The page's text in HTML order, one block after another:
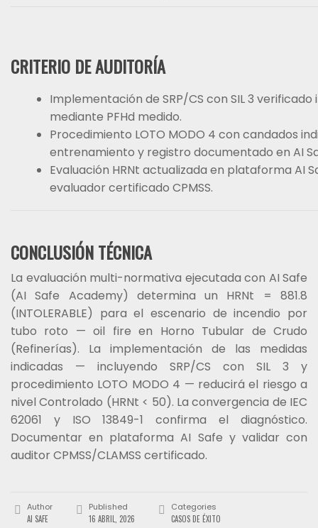
CRITERIO DE AUDITORÍA
Implementación de SRP/CS con SIL 3
mediante PFHd medido.
Procedimiento LOTO MODO 4 con candados
entrenamiento y registro documentado en AI
Evaluación HRNt actualizada en plataforma AI
evaluador certificado CPMSS.
CONCLUSIÓN TÉCNICA
La evaluación multi-normativa ejecutada con AI Safe
(AI Safe Academy) determina un HRNt = 881.8
(INTOLERABLE) para el escenario de incendio por
tubo roto — oil fire en Horno Tubular de Crudo
(Refinerías). La implementación de las medidas
indicadas — incluyendo SRP/CS con SIL 3 y
procedimiento LOTO MODO 4 — reducirá el riesgo a
nivel Controlado (HRNt < 50). La convergencia de IEC
62061 y ISO 13849-1 confirma el diagnóstico.
Documentar en plataforma AI Safe y validar con
auditor CPMSS/CLAMSS certificado.
Author
AI SAFE
Published
16 ABRIL, 2026
Categories
CASOS DE ÉXITO